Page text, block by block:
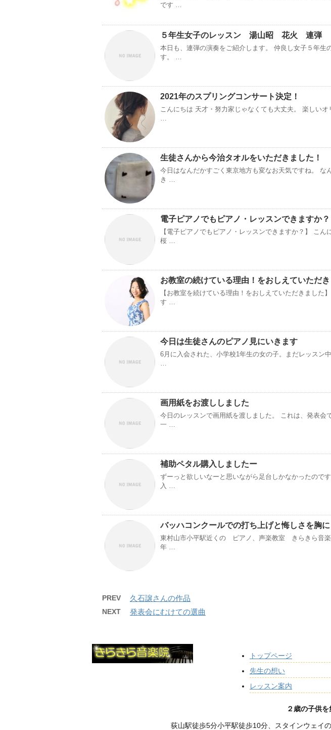
です …
５年生女子のレッスン 湯山昭 花火 連弾
本日も、連弾の演奏をご紹介します。 仲良し女子５年生
す。 …
2021年のスプリングコンサート決定！
こんにちは 天才・努力家じゃなくても大丈夫。 楽しい
生徒さんから今治タオルをいただきました！
今日はなんだかすごく東京地方も変なお天気ですね。 な
き …
電子ピアノでもピアノ・レッスンできますか？
【電子ピアノでもピアノ・レッスンできますか？】 こ
桜 …
お教室の続けている理由！をおしえていただき
【お教室を続けている理由！をおしえていただきました
す …
今日は生徒さんのピアノ見にいきます
6月に入会された、小学校1年生の女の子。まだレッスン
画用紙をお渡ししました
今日のレッスンで画用紙を渡しました。 これは、発表会
一 …
補助ペタル購入しましたー
ずーっと欲しいなーと思いながら足台しかなかったので
入 …
バッハコンクールでの打ち上げと悔しさを胸
東村山市小平駅近くの ピアノ、声楽教室 きらきら音
年 …
PREV 久石譲さんの作品
NEXT 発表会にむけての選曲
トップページ
先生の想い
レッスン案内
２歳の子供
荻山駅徒歩5分小平駅徒歩10分、スタインウェイ